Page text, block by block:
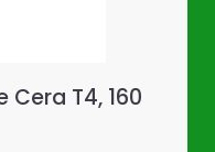
T4, 160